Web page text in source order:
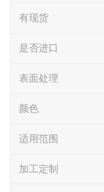
有现货
是否进口
表面处理
颜色
适用范围
加工定制